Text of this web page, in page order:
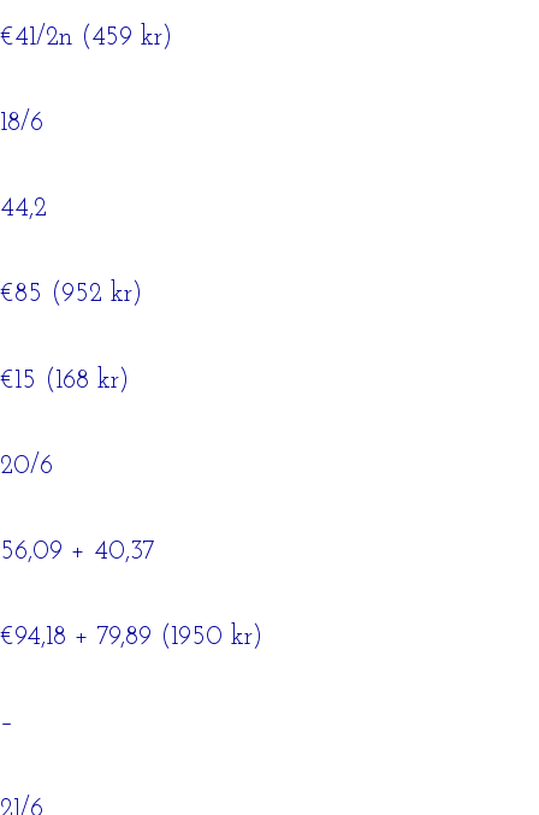
€41/2n (459 kr)
18/6
44,2
€85 (952 kr)
€15 (168 kr)
20/6
56,09 + 40,37
€94,18 + 79,89 (1950 kr)
–
21/6